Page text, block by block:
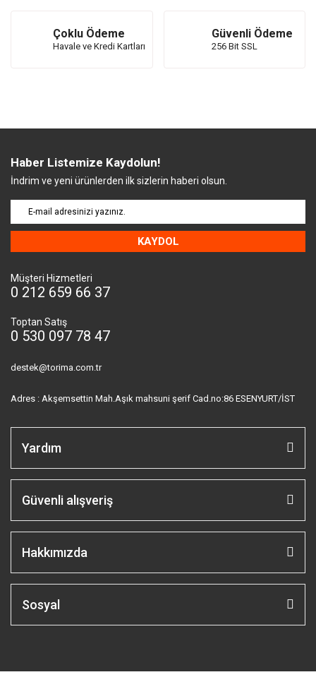
Çoklu Ödeme
Havale ve Kredi Kartları
Güvenli Ödeme
256 Bit SSL
Haber Listemize Kaydolun!
İndrim ve yeni ürünlerden ilk sizlerin haberi olsun.
KAYDOL
Müşteri Hizmetleri
0 212 659 66 37
Toptan Satış
0 530 097 78 47
destek@torima.com.tr
Adres : Akşemsettin Mah.Aşık mahsuni şerif Cad.no:86 ESENYURT/İST
Yardım
Güvenli alışveriş
Hakkımızda
Sosyal